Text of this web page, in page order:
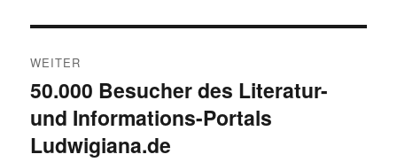
WEITER
Nächster
Beitrag:
50.000 Besucher des Literatur-
und Informations-Portals
Ludwigiana.de